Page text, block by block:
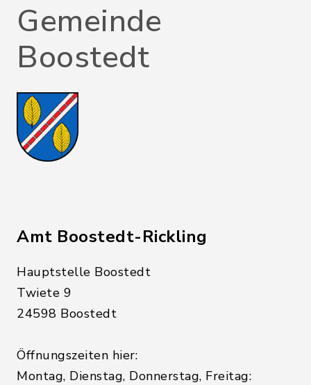
Gemeinde
Boostedt
Amt Boostedt-Rickling
Hauptstelle Boostedt
Twiete 9
24598 Boostedt
Öffnungszeiten hier:
Montag, Dienstag, Donnerstag, Freitag: